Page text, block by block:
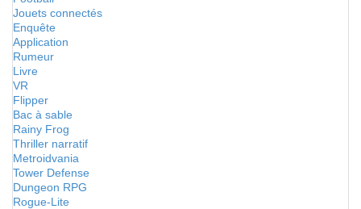
Jouets connectés
Enquête
Application
Rumeur
Livre
VR
Flipper
Bac à sable
Rainy Frog
Thriller narratif
Metroidvania
Tower Defense
Dungeon RPG
Rogue-Lite